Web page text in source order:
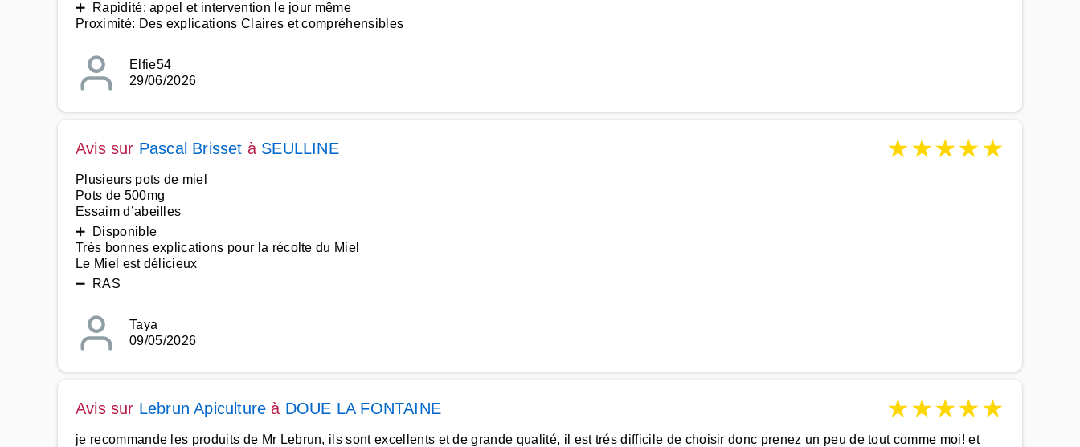
➕ Rapidité: appel et intervention le jour même
Proximité: Des explications Claires et compréhensibles
Elfie54
29/06/2026
Avis sur Pascal Brisset à SEULLINE ★★★★★
Plusieurs pots de miel
Pots de 500mg
Essaim d’abeilles
➕ Disponible
Très bonnes explications pour la récolte du Miel
Le Miel est délicieux
➖ RAS
Taya
09/05/2026
Avis sur Lebrun Apiculture à DOUE LA FONTAINE ★★★★★
je recommande les produits de Mr Lebrun, ils sont excellents et de grande qualité, il est trés difficile de choisir donc prenez un peu de tout comme moi! et